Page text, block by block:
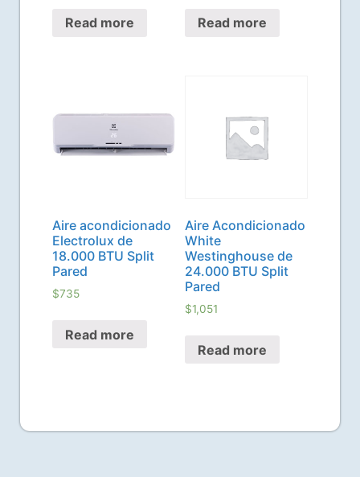
Read more Read more
Aire acondicionado
Electrolux de
18.000 BTU Split
Pared
$735
Read more
Aire Acondicionado
White
Westinghouse de
24.000 BTU Split
Pared
$1,051
Read more